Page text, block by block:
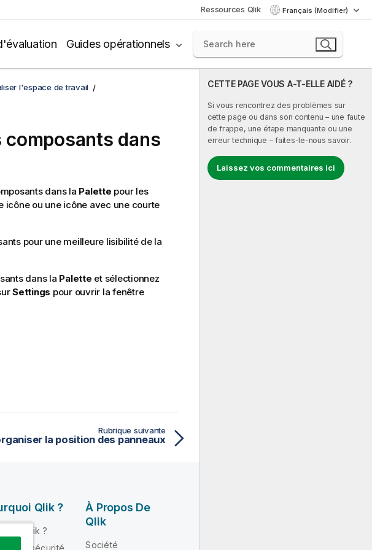
Ressources Qlik Français (Modifier)
Guides opérationnels
CETTE PAGE VOUS A-T-ELLE AIDÉ ?
Si vous rencontrez des problèmes sur
cette page ou dans son contenu – une faute
de frappe, une étape manquante ou une
erreur technique – faites-le-nous savoir.
Laissez vos commentaires ici
l'espace de travail
dans
dans la Palette pour les
icône ou une icône avec une courte
pour une meilleure lisibilité de la
dans la Palette et sélectionnez
Settings pour ouvrir la fenêtre
Rubrique suivante
la position des panneaux
Qlik ?
Qlik ?
et sécurité
À Propos De
Qlik
Société